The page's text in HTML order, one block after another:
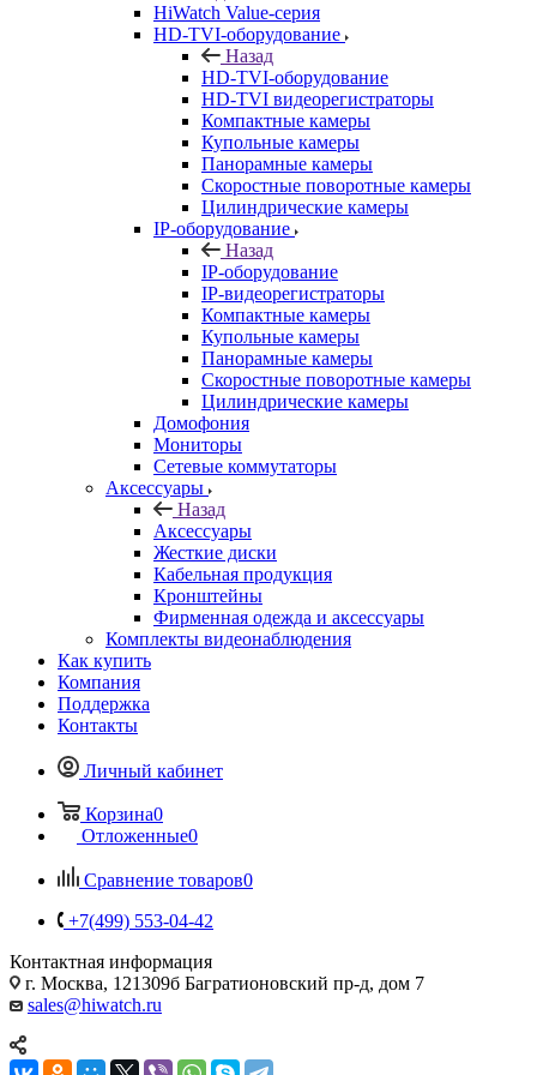
HiWatch Value-серия
HD-TVI-оборудование
Назад
HD-TVI-оборудование
HD-TVI видеорегистраторы
Компактные камеры
Купольные камеры
Панорамные камеры
Скоростные поворотные камеры
Цилиндрические камеры
IP-оборудование
Назад
IP-оборудование
IP-видеорегистраторы
Компактные камеры
Купольные камеры
Панорамные камеры
Скоростные поворотные камеры
Цилиндрические камеры
Домофония
Мониторы
Сетевые коммутаторы
Аксессуары
Назад
Аксессуары
Жесткие диски
Кабельная продукция
Кронштейны
Фирменная одежда и аксессуары
Комплекты видеонаблюдения
Как купить
Компания
Поддержка
Контакты
Личный кабинет
Корзина0
Отложенные0
Сравнение товаров0
+7(499) 553-04-42
Контактная информация
г. Москва, 121309б Багратионовский пр-д, дом 7
sales@hiwatch.ru